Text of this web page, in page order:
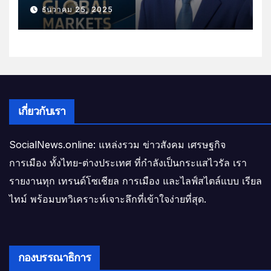
ธันวาคม 25, 2025
เกี่ยวกับเรา
SocialNews.online: แหล่งรวม ข่าวสังคม เศรษฐกิจ
การเมือง ทั้งไทย-ต่างประเทศ ที่กำลังเป็นกระแสไวรัล เรา
รายงานทุก เทรนด์โซเชียล การเมือง และไลฟ์สไตล์แบบ เรียล
ไทม์ พร้อมบทวิเคราะห์เจาะลึกที่เข้าใจง่ายที่สุด.
กองบรรณาธิการ